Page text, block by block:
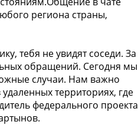
региона страны,
тебя не увидят соседи. За
обращений. Сегодня мы
случаи. Нам важно
территориях, где
федерального проекта